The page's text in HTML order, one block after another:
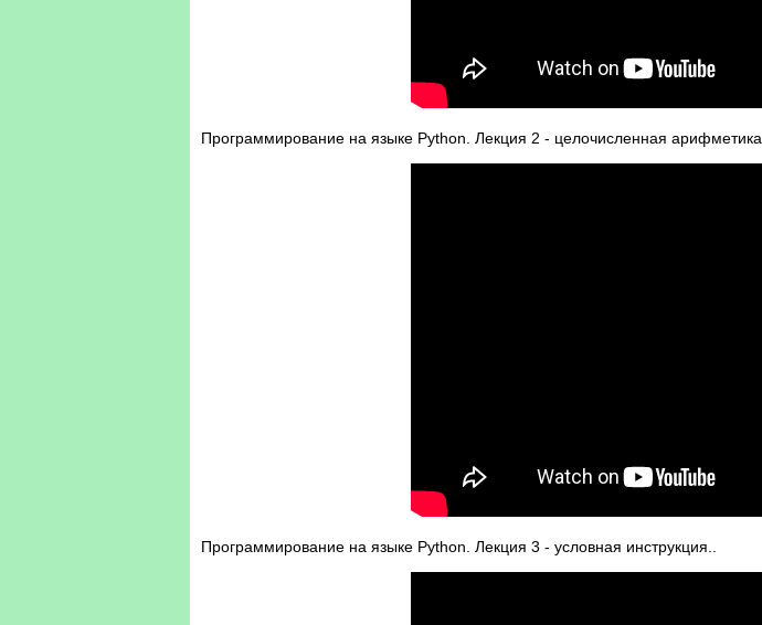
Программирование на языке Python. Лекция 2 - целочисленная арифметика.
Программирование на языке Python. Лекция 3 - условная инструкция..